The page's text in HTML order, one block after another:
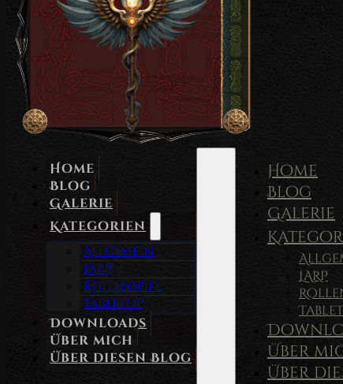
Home
Blog
Galerie
Kategorien
Allgemein
LARP
Rollenspiel
Tabletop
Downloads
Über mich
Über diesen Blog
Home
Blog
Galerie
LARP
Über
Über